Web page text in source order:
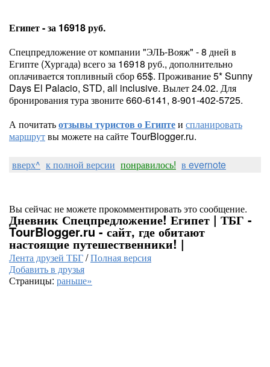
Египет - за 16918 руб.
Спецпредложение от компании "ЭЛЬ-Вояж" - 8 дней в
Египте (Хургада) всего за 16918 руб., дополнительно
оплачивается топливный сбор 65$. Проживание 5* Sunny
Days El Palacio, STD, all inclusive. Вылет 24.02. Для
бронирования тура звоните 660-6141, 8-901-402-5725.
А почитатьотзывы туристов о Египтеи спланировать
маршрутвы можете на сайте TourBlogger.ru.
вверх^ к полной версии понравилось! в evernote
Вы сейчас не можете прокомментировать это сообщение.
Дневник Спецпредложение! Египет | ТБГ -
TourBlogger.ru - сайт, где обитают
настоящие путешественники! |
Лента друзей ТБГ/Полная версия
Добавить в друзья
Страницы: раньше»